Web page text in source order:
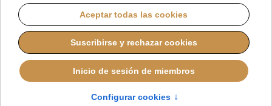
JUEVES, 21 AGOSTO 2025 16:18